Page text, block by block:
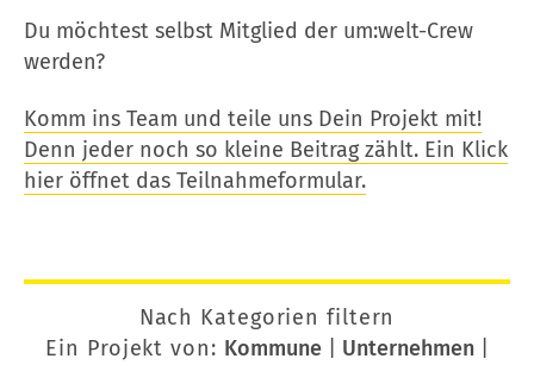
Du möchtest selbst Mitglied der um:welt-Crew
werden?
Komm ins Team und teile uns Dein Projekt mit!
Denn jeder noch so kleine Beitrag zählt. Ein Klick
hier öffnet das Teilnahmeformular.
Nach Kategorien filtern
Ein Projekt von: Kommune| Unternehmen|